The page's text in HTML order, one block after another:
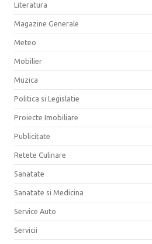
Literatura
Magazine Generale
Meteo
Mobilier
Muzica
Politica si Legislatie
Proiecte Imobiliare
Publicitate
Retete Culinare
Sanatate
Sanatate si Medicina
Service Auto
Servicii